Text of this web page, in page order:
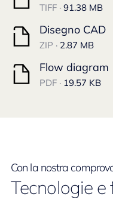
TIFF · 91.38 MB
Disegno CAD
ZIP · 2.87 MB
Flow diagram
PDF · 19.57 KB
Con la nostra
Tecnologie e